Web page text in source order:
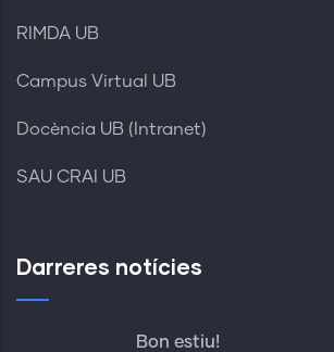
RIMDA UB
Campus Virtual UB
Docència UB (Intranet)
SAU CRAI UB
Darreres notícies
Bon estiu!